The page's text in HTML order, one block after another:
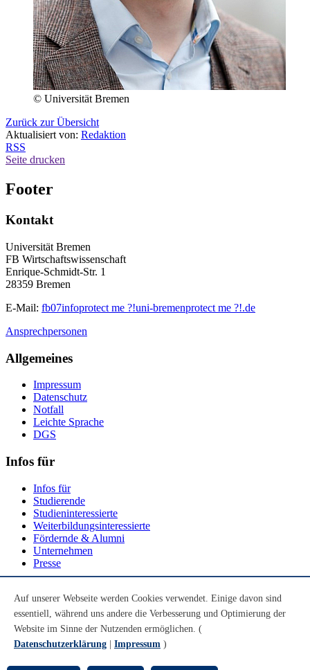
© Universität Bremen
Zurück zur Übersicht
Aktualisiert von: Redaktion
RSS
Seite drucken
Footer
Kontakt
Universität Bremen
FB Wirtschaftswissenschaft
Enrique-Schmidt-Str. 1
28359 Bremen
E-Mail: fb07infoprotect me ?!uni-bremenprotect me ?!.de
Ansprechpersonen
Allgemeines
Impressum
Datenschutz
Notfall
Leichte Sprache
DGS
Infos für
Infos für
Studierende
Studieninteressierte
Weiterbildungsinteressierte
Fördernde & Alumni
Unternehmen
Presse
Youtube
Instagram
LinkedIn
Auf unserer Webseite werden Cookies verwendet. Einige davon sind
essentiell, während uns andere die Verbesserung und Optimierung der
Website im Sinne der Nutzenden ermöglichen. (
Datenschutzerklärung
Impressum )